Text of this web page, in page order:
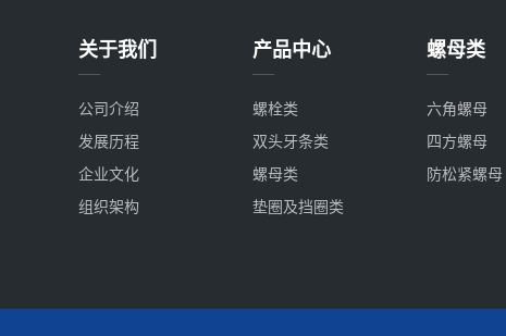
关于我们
公司介绍
发展历程
企业文化
组织架构
产品中心
螺栓类
双头牙条类
螺母类
垫圈及挡圈类
螺母类
六角螺母
四方螺母
防松紧螺母